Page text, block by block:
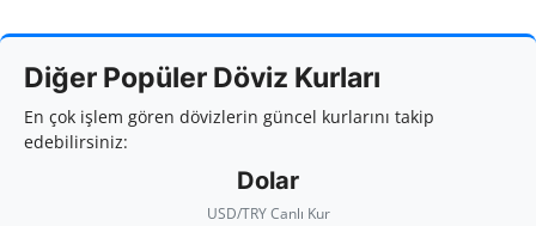
Diğer Popüler Döviz Kurları
En çok işlem gören dövizlerin güncel kurlarını takip
edebilirsiniz:
Dolar
USD/TRY Canlı Kur